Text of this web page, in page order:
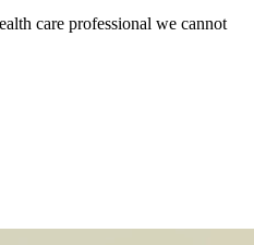
care professional we cannot